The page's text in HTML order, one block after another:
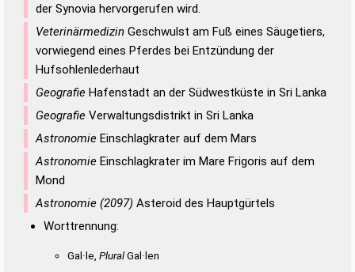
der Synovia hervorgerufen wird.
Veterinärmedizin Geschwulst am Fuß eines Säugetiers,
vorwiegend eines Pferdes bei Entzündung der
Hufsohlenlederhaut
Geografie Hafenstadt an der Südwestküste in Sri Lanka
Geografie Verwaltungsdistrikt in Sri Lanka
Astronomie Einschlagkrater auf dem Mars
Astronomie Einschlagkrater im Mare Frigoris auf dem
Mond
Astronomie (2097) Asteroid des Hauptgürtels
Worttrennung:
Gal·le, PluralGal·len